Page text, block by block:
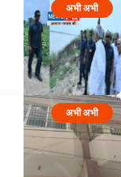
अभी अभी
अभी अभी